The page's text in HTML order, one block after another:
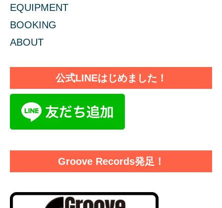
EQUIPMENT
BOOKING
ABOUT
公式LINEはじめました！
Groove Records発足！